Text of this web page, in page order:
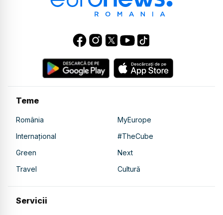
Teme
România
MyEurope
Internațional
#TheCube
Green
Next
Travel
Cultură
Servicii